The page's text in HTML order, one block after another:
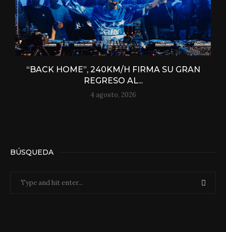
“BACK HOME”, 240KM/H FIRMA SU GRAN
REGRESO AL...
4 agosto, 2026
BÚSQUEDA